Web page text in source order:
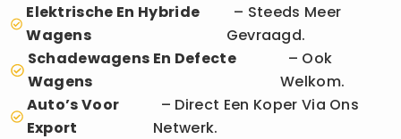
Elektrische En Hybride
Wagens
– Steeds Meer
Gevraagd.
Schadewagens En Defecte
Wagens
– Ook
Welkom.
Auto’s Voor
Export
– Direct Een Koper Via Ons
Netwerk.